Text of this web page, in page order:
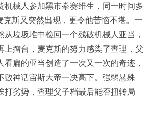
机械人参加黑市拳赛维生，同一时间多
克斯又突然出现，更令他苦恼不堪。一
从垃圾堆中检回一个残破机械人亚当，
上擂台，麦克斯的努力感染了查理，父
看扁的亚当创造了一次又一次的奇迹，
败神话宙斯大帝一决高下。强弱悬殊
打劣势，查理父子档最后能否扭转局